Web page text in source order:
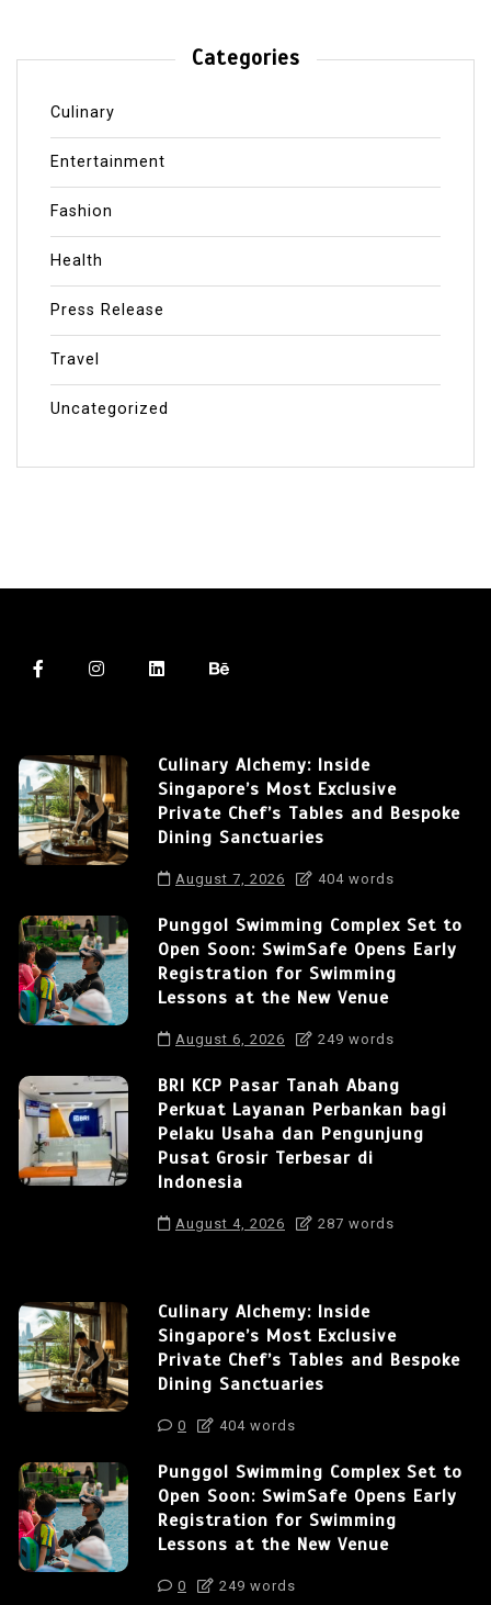
Categories
Culinary
Entertainment
Fashion
Health
Press Release
Travel
Uncategorized
Culinary Alchemy: Inside
Singapore’s Most Exclusive
Private Chef’s Tables and Bespoke
Dining Sanctuaries
August 7, 2026 404 words
Punggol Swimming Complex Set to
Open Soon: SwimSafe Opens Early
Registration for Swimming
Lessons at the New Venue
August 6, 2026 249 words
BRI KCP Pasar Tanah Abang
Perkuat Layanan Perbankan bagi
Pelaku Usaha dan Pengunjung
Pusat Grosir Terbesar di
Indonesia
August 4, 2026 287 words
Culinary Alchemy: Inside
Singapore’s Most Exclusive
Private Chef’s Tables and Bespoke
Dining Sanctuaries
0 404 words
Punggol Swimming Complex Set to
Open Soon: SwimSafe Opens Early
Registration for Swimming
Lessons at the New Venue
0 249 words